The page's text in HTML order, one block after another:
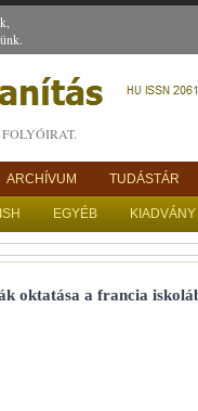
ARCHÍVUM TUDÁSTÁR
EGYÉB
oktatása a francia